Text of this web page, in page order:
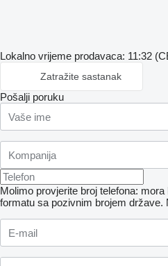
Lokalno vrijeme prodavaca: 11:32
Zatražite sastanak
Pošalji poruku
Molimo provjerite broj telefona:
formatu sa pozivnim brojem države.